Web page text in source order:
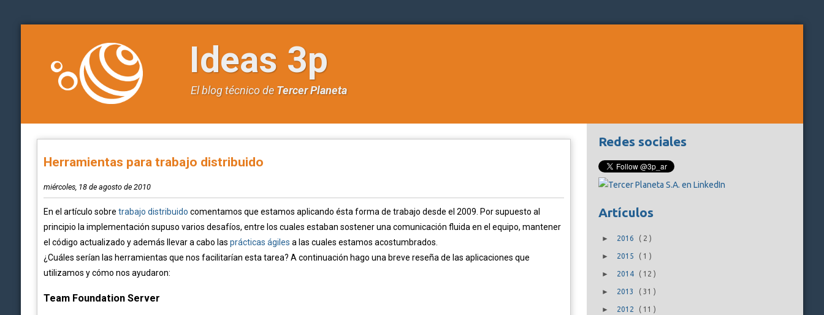
Ideas 3p
El blog técnico deTercer Planeta
Herramientas para trabajo distribuido
miércoles, 18 de agosto de 2010
En el artículo sobre trabajo distribuido comentamos que estamos aplicando ésta forma de trabajo desde el 2009. Por supuesto al
principio la implementación supuso varios desafíos, entre los cuales estaban sostener una comunicación fluida en el equipo, mantener
el código actualizado y además llevar a cabo las prácticas ágiles a las cuales estamos acostumbrados.
¿Cuáles serían las herramientas que nos facilitarían esta tarea? A continuación hago una breve reseña de las aplicaciones que
utilizamos y cómo nos ayudaron:
Team Foundation Server
Redes sociales
Artículos
► 2016 ( 2)
► 2015 ( 1)
► 2014 ( 12)
► 2013 (31)
► 2012 ( 11)